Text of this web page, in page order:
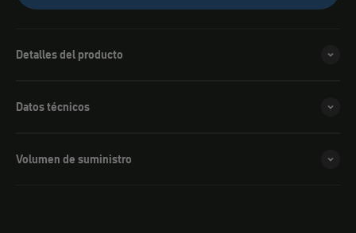
Detalles del producto
Datos técnicos
Volumen de suministro